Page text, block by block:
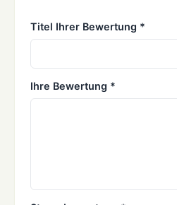
Titel Ihrer Bewertung *
Ihre Bewertung *